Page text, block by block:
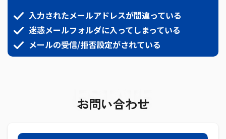
入力されたメールアドレスが間違っている
迷惑メールフォルダに入ってしまっている
メールの受信/拒否設定がされている
ESTATE
お問い合わせ